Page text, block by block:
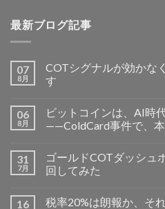
最新ブログ記事
07
8月
COTシグナルが効かな
す
06
8月
ビットコインは、AI時
——ColdCard事件で、
31
7月
ゴールドCOTダッシュ
回してみた
16
税率20%は朗報か、そ